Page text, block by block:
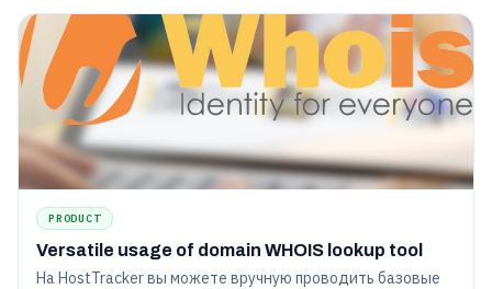
PRODUCT
Versatile usage of domain WHOIS lookup tool
На HostTracker вы можете вручную проводить базовые